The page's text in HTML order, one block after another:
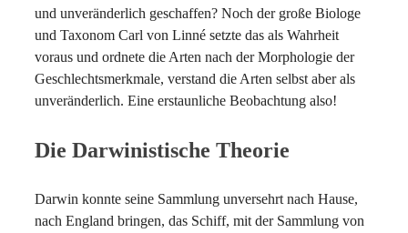
und unveränderlich geschaffen? Noch der große Biologe
und Taxonom Carl von Linné setzte das als Wahrheit
voraus und ordnete die Arten nach der Morphologie der
Geschlechtsmerkmale, verstand die Arten selbst aber als
unveränderlich. Eine erstaunliche Beobachtung also!
Die Darwinistische Theorie
Darwin konnte seine Sammlung unversehrt nach Hause,
nach England bringen, das Schiff, mit der Sammlung von